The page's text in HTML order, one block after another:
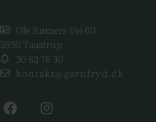
Ole Rømers Vej 60
2630 Taastrup
30 82 76 30
kontakt@garnfryd.dk